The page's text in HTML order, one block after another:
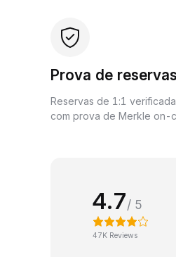
Prova de reservas
Reservas de 1:1
com prova de Merkle on-
4.7/ 5
47K Reviews